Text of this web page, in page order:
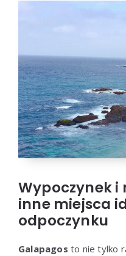
Wypoczynek i
inne miejsca
odpoczynku
Galapagos to nie tylko